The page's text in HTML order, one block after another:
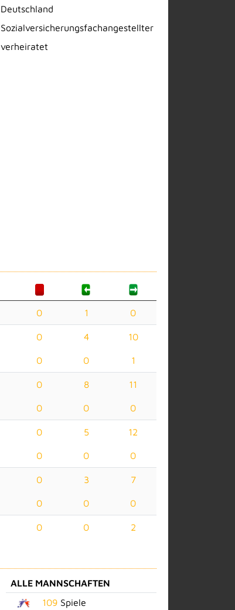
Deutschland
Sozialversicherungsfachangestellter
verheiratet
0 1 0
0 4 10
0 0 1
0 8 11
0 0 0
0 5 12
0 0 0
0 3 7
0 0 0
0 0 2
ALLE MANNSCHAFTEN
109Spiele